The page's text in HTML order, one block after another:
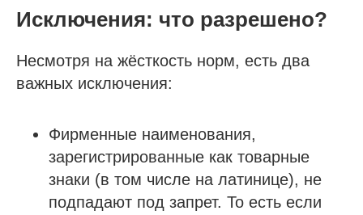
Исключения: что разрешено?
Несмотря на жёсткость норм, есть два
важных исключения:
Фирменные наименования,
зарегистрированные как товарные
знаки (в том числе на латинице), не
подпадают под запрет. То есть если